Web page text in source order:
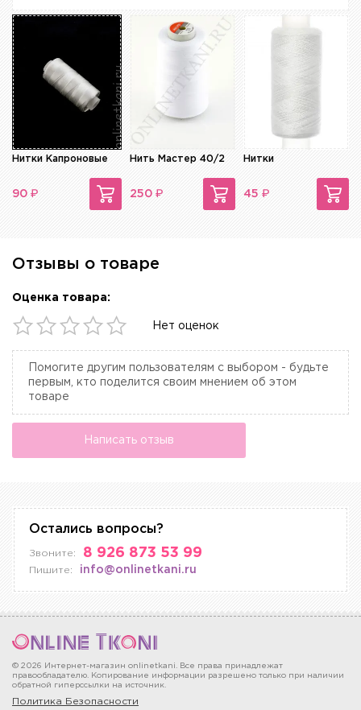
Нитки Капроновые
90 ₽
Нить Мастер 40/2
250 ₽
Нитки
45 ₽
Отзывы о товаре
Оценка товара:
Нет оценок
Помогите другим пользователям с выбором - будьте
первым, кто поделится своим мнением об этом
товаре
Написать отзыв
Остались вопросы?
Звоните: 8 926 873 53 99
Пишите: info@onlinetkani.ru
© 2026 Интернет-магазин onlinetkani. Все права принадлежат
правообладателю. Копирование информации разрешено только при наличии
обратной гиперссылки на источник.
Политика Безопасности